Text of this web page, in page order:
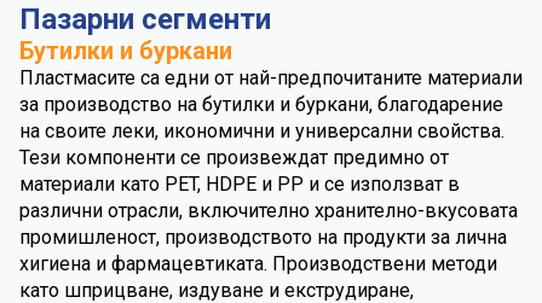
Пазарни сегменти
Бутилки и буркани
Пластмасите са едни от най-предпочитаните материали
за производство на бутилки и буркани, благодарение
на своите леки, икономични и универсални свойства.
Тези компоненти се произвеждат предимно от
материали като PET, HDPE и PP и се използват в
различни отрасли, включително хранително-вкусовата
промишленост, производството на продукти за лична
хигиена и фармацевтиката. Производствени методи
като шприцване, издуване и екструдиране,